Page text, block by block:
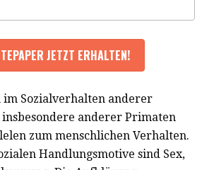
im Sozialverhalten anderer
anderer Primaten
zum menschlichen Verhalten.
Handlungsmotive sind Sex,